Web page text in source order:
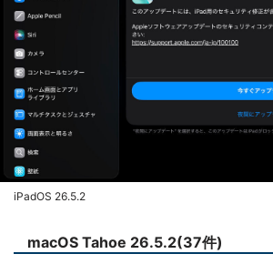
iPadOS 26.5.2
macOS Tahoe 26.5.2(37件)